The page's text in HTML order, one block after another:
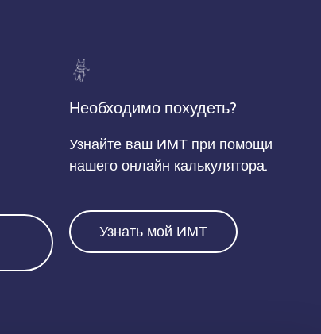
Необходимо похудеть?
Узнайте ваш ИМТ при помощи
нашего онлайн калькулятора.
Узнать мой ИМТ